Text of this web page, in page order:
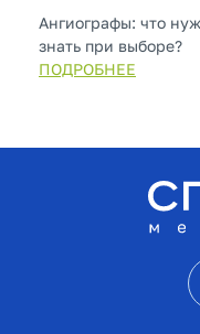
Ангиографы: что
знать при выборе?
ПОДРОБНЕЕ